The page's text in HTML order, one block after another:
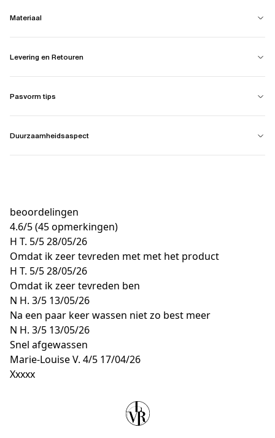
Materiaal
Levering en Retouren
Pasvorm tips
Duurzaamheidsaspect
beoordelingen
4.6/5(45 opmerkingen)
H T. 5/528/05/26
Omdat ik zeer tevreden met met het product
H T. 5/528/05/26
Omdat ik zeer tevreden ben
N H. 3/5 13/05/26
Na een paar keer wassen niet zo best meer
N H. 3/5 13/05/26
Snel afgewassen
Marie-Louise V. 4/5 17/04/26
Xxxxx